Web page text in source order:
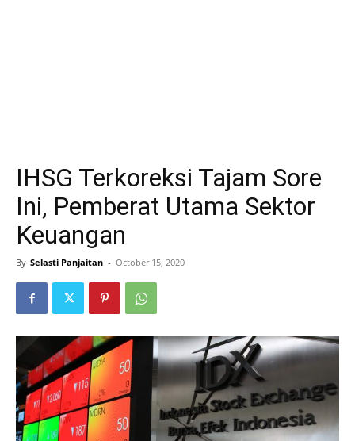
IHSG Terkoreksi Tajam Sore
Ini, Pemberat Utama Sektor
Keuangan
By Selasti Panjaitan - October 15, 2020